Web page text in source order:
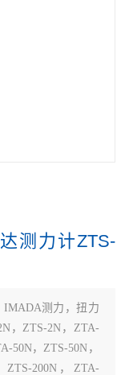
测力计ZTS-
IMADA测力，扭力
，ZTS-2N，ZTA-
50N，ZTS-50N，
ZTS-200N，ZTA-